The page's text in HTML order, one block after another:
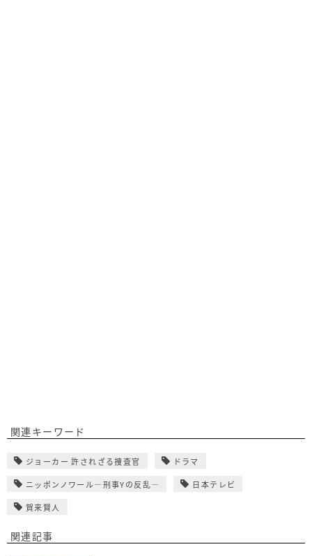
関連キーワード
ジョーカー 許されざる捜査官 ドラマ
ニッポンノワール―刑事Yの反乱― 日本テレビ
賀来賢人
関連記事